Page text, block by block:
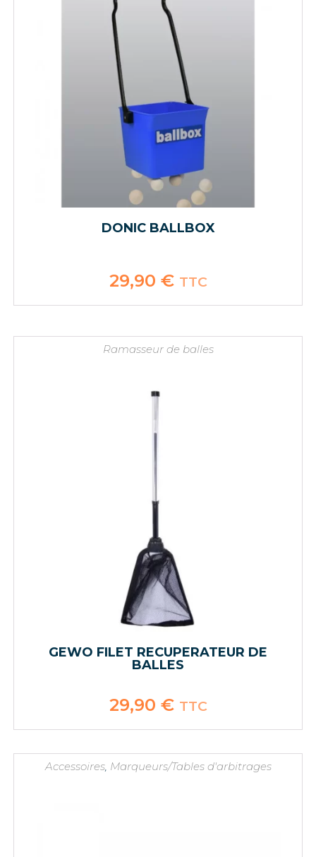
DONIC BALLBOX
29,90 € TTC
Ramasseur de balles
GEWO FILET RECUPERATEUR DE
BALLES
29,90 € TTC
Accessoires, Marqueurs/Tables d'arbitrages